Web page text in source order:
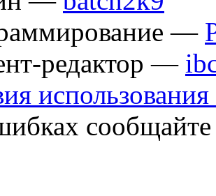
—
редактор —
использования